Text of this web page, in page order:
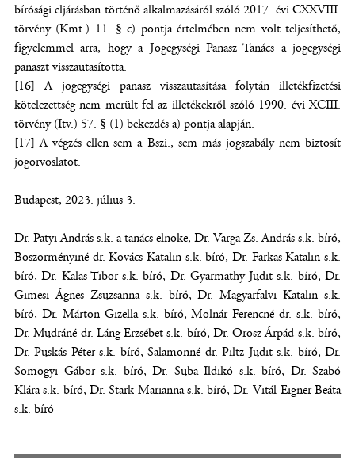
bírósági eljárásban történő alkalmazásáról szóló 2017. évi CXXVIII.
törvény (Kmt.) 11. § c) pontja értelmében nem volt teljesíthető,
figyelemmel arra, hogy a Jogegységi Panasz Tanács a jogegységi
panaszt visszautasította.
[16] A jogegységi panasz visszautasítása folytán illetékfizetési
kötelezettség nem merült fel az illetékekről szóló 1990. évi XCIII.
törvény (Itv.) 57. § (1) bekezdés a) pontja alapján.
[17] A végzés ellen sem a Bszi., sem más jogszabály nem biztosít
jogorvoslatot.
Budapest, 2023. július 3.
Dr. Patyi András s.k. a tanács elnöke, Dr. Varga Zs. András s.k. bíró,
Böszörményiné dr. Kovács Katalin s.k. bíró, Dr. Farkas Katalin s.k.
bíró, Dr. Kalas Tibor s.k. bíró, Dr. Gyarmathy Judit s.k. bíró, Dr.
Gimesi Ágnes Zsuzsanna s.k. bíró, Dr. Magyarfalvi Katalin s.k.
bíró, Dr. Márton Gizella s.k. bíró, Molnár Ferencné dr. s.k. bíró,
Dr. Mudráné dr. Láng Erzsébet s.k. bíró, Dr. Orosz Árpád s.k. bíró,
Dr. Puskás Péter s.k. bíró, Salamonné dr. Piltz Judit s.k. bíró, Dr.
Somogyi Gábor s.k. bíró, Dr. Suba Ildikó s.k. bíró, Dr. Szabó
Klára s.k. bíró, Dr. Stark Marianna s.k. bíró, Dr. Vitál-Eigner Beáta
s.k. bíró